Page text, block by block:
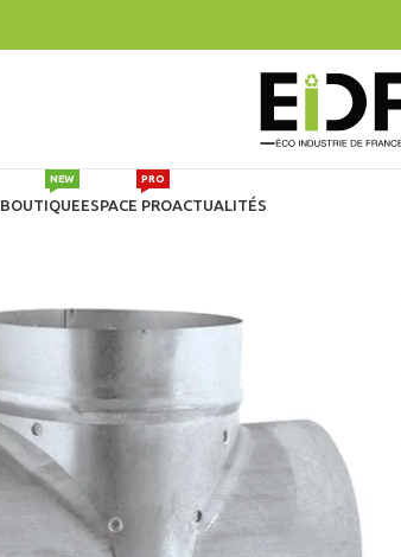
BOUTIQUE
NEW
ESPACE PRO
PRO
ACTUALITÉS